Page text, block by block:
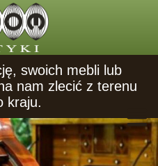
swoich mebli lub
nam zlecić z terenu
kraju.